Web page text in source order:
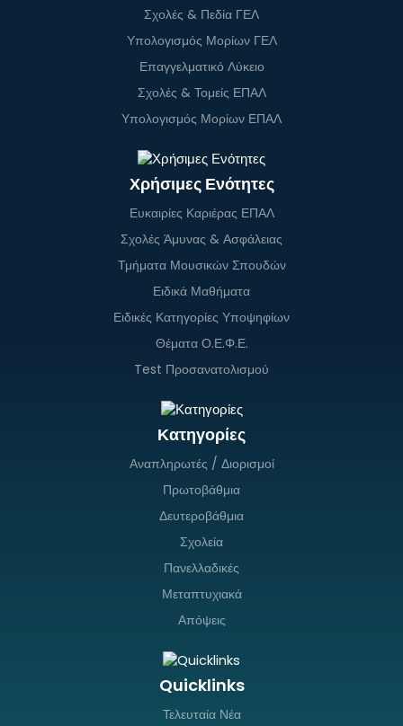
Σχολές & Πεδία ΓΕΛ
Υπολογισμός Μορίων ΓΕΛ
Επαγγελματικό Λύκειο
Σχολές & Τομείς ΕΠΑΛ
Υπολογισμός Μορίων ΕΠΑΛ
Χρήσιμες Ενότητες
Ευκαιρίες Καριέρας ΕΠΑΛ
Σχολές Άμυνας & Ασφάλειας
Τμήματα Μουσικών Σπουδών
Ειδικά Μαθήματα
Ειδικές Κατηγορίες Υποψηφίων
Θέματα Ο.Ε.Φ.Ε.
Test Προσανατολισμού
Κατηγορίες
Αναπληρωτές / Διορισμοί
Πρωτοβάθμια
Δευτεροβάθμια
Σχολεία
Πανελλαδικές
Μεταπτυχιακά
Απόψεις
Quicklinks
Τελευταία Νέα